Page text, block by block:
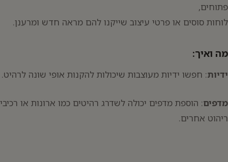
פתוחים,
לוחות סוסים או פרטי עיצוב שייקנו להם מראה חדש ומרענן.
מה ואיך:
ידיות: חפשו ידיות מעוצבות שיכולות להקנות אופי שונה לרהיט.
מדפים: הוספת מדפים יכולה לשדרג רהיטים כמו ארונות או רכיבי
ריהוט אחרים.